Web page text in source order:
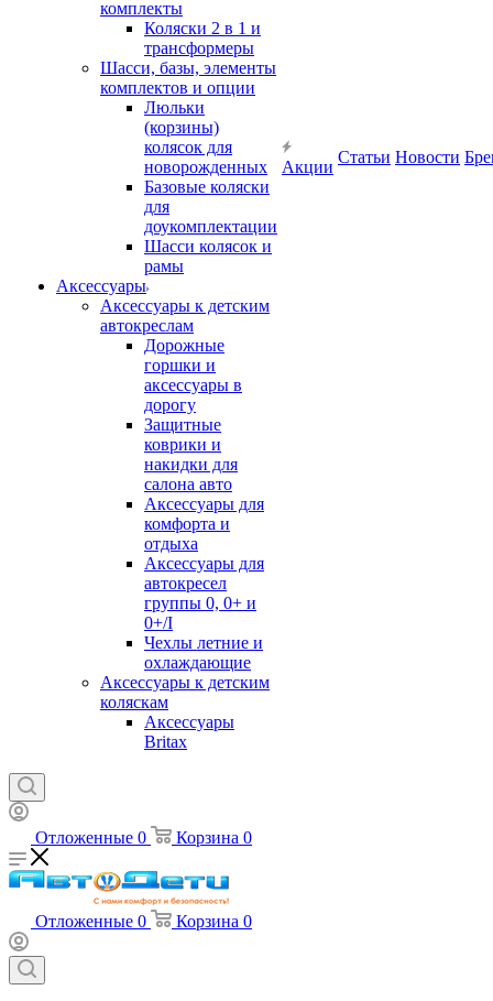
комплекты
Коляски 2 в 1 и
трансформеры
Шасси, базы, элементы
комплектов и опции
Люльки
(корзины)
колясок для
новорожденных
Базовые коляски
для
доукомплектации
Шасси колясок и
рамы
Аксессуары
Аксессуары к детским
автокреслам
Дорожные
горшки и
аксессуары в
дорогу
Защитные
коврики и
накидки для
салона авто
Аксессуары для
комфорта и
отдыха
Аксессуары для
автокресел
группы 0, 0+ и
0+/I
Чехлы летние и
охлаждающие
Аксессуары к детским
коляскам
Аксессуары
Britax
Акции
Статьи Новости
Отложенные 0 Корзина 0
Отложенные 0 Корзина 0